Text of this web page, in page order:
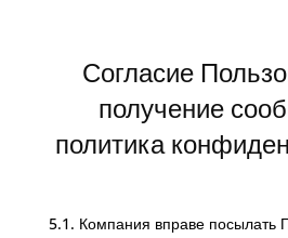
Согласие
получение
политика
5.1. Компания вправе посылать